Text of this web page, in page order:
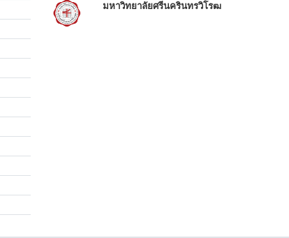
มหาวิทยาลัยศรีนครินทรวิโรฒ